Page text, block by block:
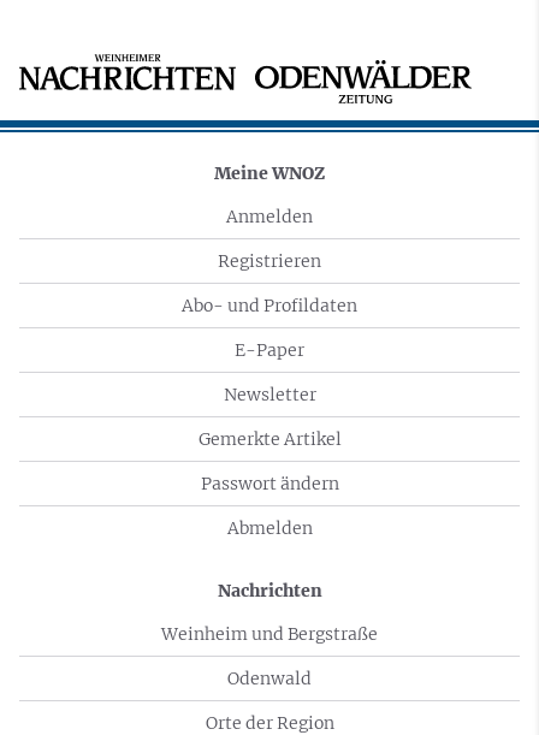
Meine WNOZ
Anmelden
Registrieren
Abo- und Profildaten
E-Paper
Newsletter
Gemerkte Artikel
Passwort ändern
Abmelden
Nachrichten
Weinheim und Bergstraße
Odenwald
Orte der Region